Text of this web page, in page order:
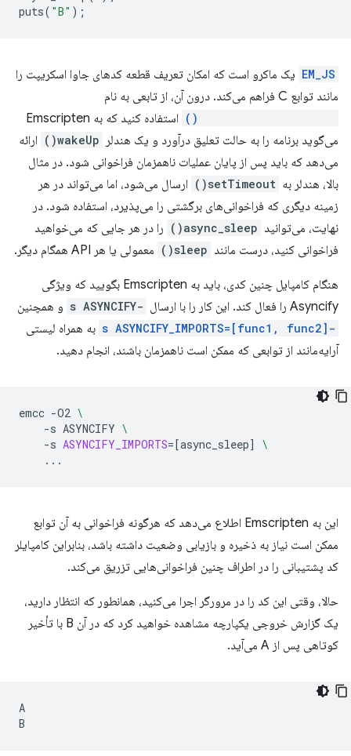
puts( "B" );
EM_JS یک ماکرو است که امکان تعریف قطعه کدهای جاوا اسکریپت را
مانند توابع C فراهم می‌کند. درون آن، از تابعی به نام
استفاده کنید که به Emscripten
می‌گوید برنامه را به حالت تعلیق درآورد و یک هندلر
wakeUp()
ارائه
می‌دهد که باید پس از پایان عملیات ناهمزمان فراخوانی شود. در مثال
بالا، هندلر به setTimeout()
ارسال می‌شود، اما می‌تواند در هر
زمینه دیگری که فراخوانی‌های برگشتی را می‌پذیرد، استفاده شود. در
نهایت، می‌توانید async_sleep()
را در هر جایی که می‌خواهید
فراخوانی کنید، درست مانند sleep() معمولی یا هر API همگام دیگر.
هنگام کامپایل چنین کدی، باید به Emscripten بگویید که ویژگی
Asyncify را فعال کند. این کار را با ارسال
-s ASYNCIFY و همچنین
-s ASYNCIFY_IMPORTS=[func1, func2]
به همراه لیستی
آرایه‌مانند از توابعی که ممکن است ناهمزمان باشند، انجام دهید.
emcc -O2 \
-s ASYNCIFY \
-s ASYNCIFY_IMPORTS=[async_sleep]
\
این به Emscripten اطلاع می‌دهد که هرگونه فراخوانی به آن توابع
ممکن است نیاز به ذخیره و بازیابی وضعیت داشته باشد، بنابراین کامپایلر
کد پشتیبانی را در اطراف چنین فراخوانی‌هایی تزریق می‌کند.
حالا، وقتی این کد را در مرورگر اجرا می‌کنید، همانطور که انتظار دارید،
یک گزارش خروجی یکپارچه مشاهده خواهید کرد که در آن B با تأخیر
کوتاهی پس از A می‌آید.
A